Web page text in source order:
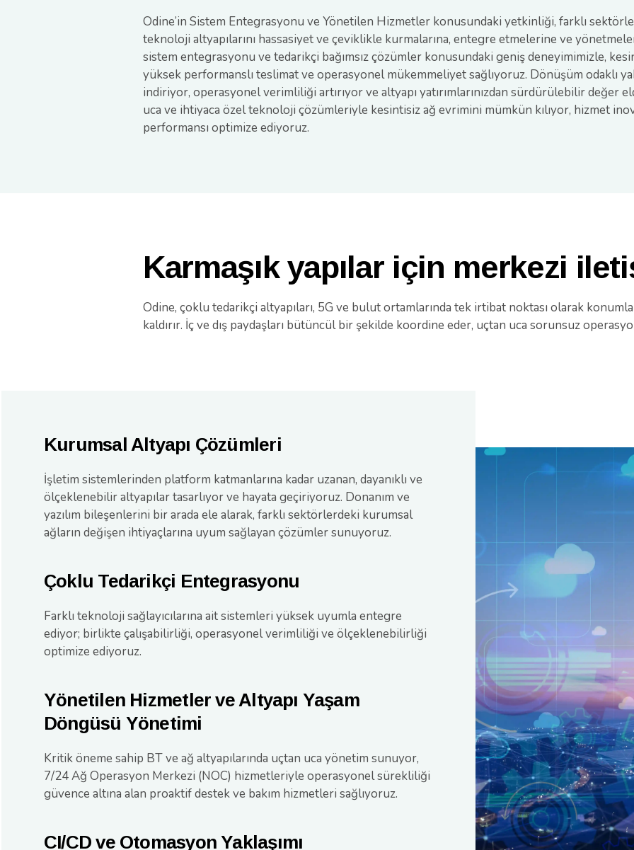
Odine’in Sistem Entegrasyonu ve Yönetilen Hizmetler konusundaki yetkinliği, farklı
teknoloji altyapılarını hassasiyet ve çeviklikle kurmalarına, entegre etmelerine ve
sistem entegrasyonu ve tedarikçi bağımsız çözümler konusundaki geniş deneyimimizle,
yüksek performanslı teslimat ve operasyonel mükemmeliyet sağlıyoruz. Dönüşüm odaklı
indiriyor, operasyonel verimliliği artırıyor ve altyapı yatırımlarınızdan sürdürülebilir değer
uca ve ihtiyaca özel teknoloji çözümleriyle kesintisiz ağ evrimini mümkün kılıyor, hizmet
performansı optimize ediyoruz.
Karmaşık yapılar için merkezi
Odine, çoklu tedarikçi altyapıları, 5G ve bulut ortamlarında tek irtibat noktası olarak
kaldırır. İç ve dış paydaşları bütüncül bir şekilde koordine eder, uçtan uca sorunsuz
Kurumsal Altyapı Çözümleri
İşletim sistemlerinden platform katmanlarına kadar uzanan, dayanıklı ve
ölçeklenebilir altyapılar tasarlıyor ve hayata geçiriyoruz. Donanım ve
yazılım bileşenlerini bir arada ele alarak, farklı sektörlerdeki kurumsal
ağların değişen ihtiyaçlarına uyum sağlayan çözümler sunuyoruz.
Çoklu Tedarikçi Entegrasyonu
Farklı teknoloji sağlayıcılarına ait sistemleri yüksek uyumla entegre
ediyor; birlikte çalışabilirliği, operasyonel verimliliği ve ölçeklenebilirliği
optimize ediyoruz.
Yönetilen Hizmetler ve Altyapı Yaşam
Döngüsü Yönetimi
Kritik öneme sahip BT ve ağ altyapılarında uçtan uca yönetim sunuyor,
7/24 Ağ Operasyon Merkezi (NOC) hizmetleriyle operasyonel sürekliliği
güvence altına alan proaktif destek ve bakım hizmetleri sağlıyoruz.
CI/CD ve Otomasyon Yaklaşımı